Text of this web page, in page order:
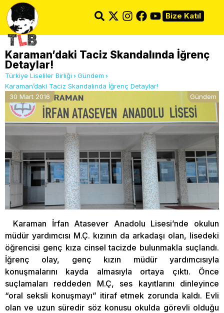
Bize Katıl
Karaman’daki Taciz Skandalında İğrenç
Detaylar!
Türkiye Liseliler Birliği
Gündem
Karaman’daki Taciz Skandalında İğrenç Detaylar!
30 Mart 2016
Gündem
Karaman İrfan Atasever Anadolu Lisesi’nde okulun
müdür yardımcısı M.Ç. kızının da arkadaşı olan, lisedeki
öğrencisi genç kıza cinsel tacizde bulunmakla suçlandı.
İğrenç olay, genç kızın müdür yardımcısıyla
konuşmalarını kayda almasıyla ortaya çıktı. Önce
suçlamaları reddeden M.Ç, ses kayıtlarını dinleyince
“oral seksli konuşmayı” itiraf etmek zorunda kaldı. Evli
olan ve uzun süredir söz konusu okulda görevli olduğu